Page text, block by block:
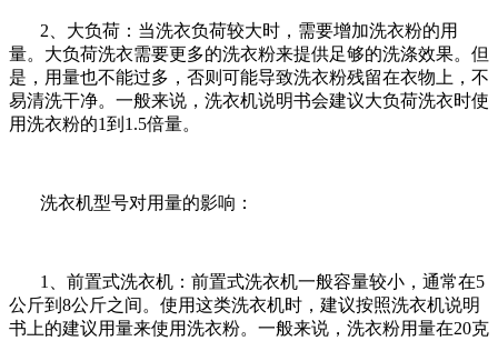
2、大负荷：当洗衣负荷较大时，需要增加洗衣粉的用
量。大负荷洗衣需要更多的洗衣粉来提供足够的洗涤效果。但
是，用量也不能过多，否则可能导致洗衣粉残留在衣物上，不
易清洗干净。一般来说，洗衣机说明书会建议大负荷洗衣时使
用洗衣粉的1到1.5倍量。
洗衣机型号对用量的影响：
1、前置式洗衣机：前置式洗衣机一般容量较小，通常在5
公斤到8公斤之间。使用这类洗衣机时，建议按照洗衣机说明
书上的建议用量来使用洗衣粉。一般来说，洗衣粉用量在20克